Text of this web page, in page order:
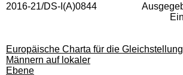
2016-21/DS-I(A)0844
Europäische Charta für die
Männern auf lokaler
Ebene